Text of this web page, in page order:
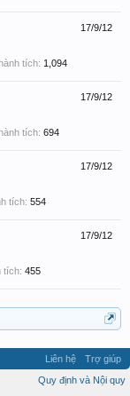
17/9/12
tích: 1,094
17/9/12
tích: 694
17/9/12
tích: 554
17/9/12
tích: 455
Liên hệ
Trợ giúp
Quy định và Nội quy